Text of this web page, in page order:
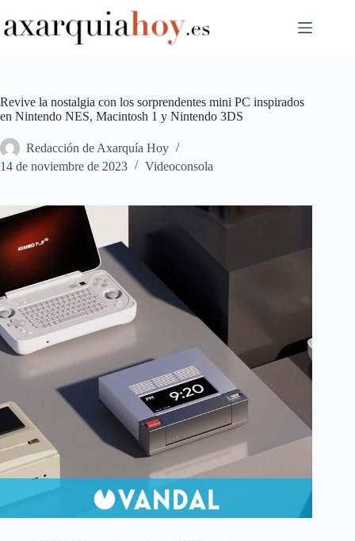
al
contenido
Revive la nostalgia con los sorprendentes mini PC inspirados
en Nintendo NES, Macintosh 1 y Nintendo 3DS
Redacción de Axarquía Hoy
14 de noviembre de 2023
Videoconsola